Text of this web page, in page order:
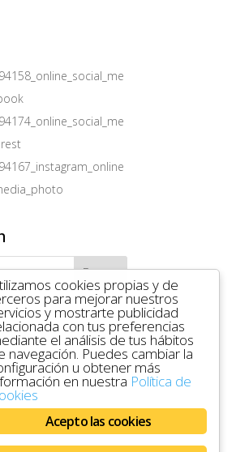
cookies propias y de
para mejorar nuestros
y mostrarte publicidad
con tus preferencias
el análisis de tus hábitos
navegación. Puedes cambiar la
u obtener más
en nuestra Política de
Acepto las cookies